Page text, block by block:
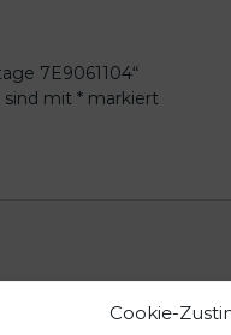
Cookie-
7E9061104“
sind mit * markiert